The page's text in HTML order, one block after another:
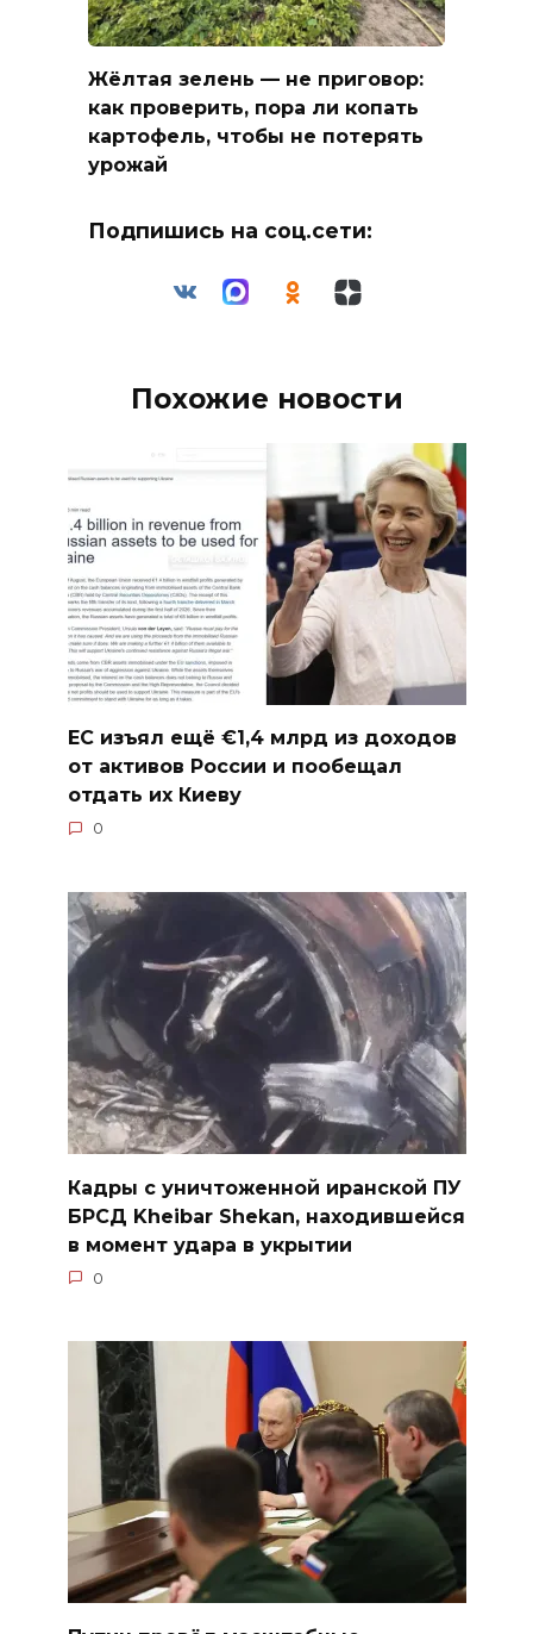
Жёлтая зелень — не приговор:
как проверить, пора ли копать
картофель, чтобы не потерять
урожай
Подпишись на соц.сети:
Похожие новости
ЕС изъял ещё €1,4 млрд из доходов
от активов России и пообещал
отдать их Киеву
0
Кадры с уничтоженной иранской ПУ
БРСД Kheibar Shekan, находившейся
в момент удара в укрытии
0